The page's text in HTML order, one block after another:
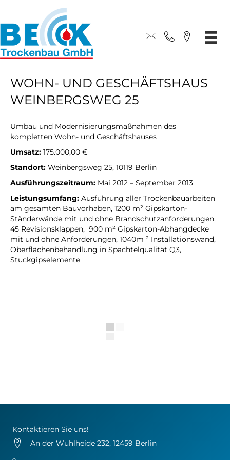
WOHN- UND GESCHÄFTSHAUS
WEINBERGSWEG 25
Umbau und Modernisierungsmaßnahmen des
kompletten Wohn- und Geschäftshauses
Umsatz: 175.000,00 €
Standort: Weinbergsweg 25, 10119 Berlin
Ausführungszeitraum: Mai 2012 – September 2013
Leistungsumfang: Ausführung aller Trockenbauarbeiten
am gesamten Bauvorhaben, 1200 m² Gipskarton-
Ständerwände mit und ohne Brandschutzanforderungen,
45 Revisionsklappen, 900 m² Gipskarton-Abhangdecke
mit und ohne Anforderungen, 1040m ² Installationswand,
Oberflächenbehandlung in Spachtelqualität Q3,
Stuckgipselemente
Kontaktieren Sie uns!
An der Wuhlheide 232, 12459 Berlin